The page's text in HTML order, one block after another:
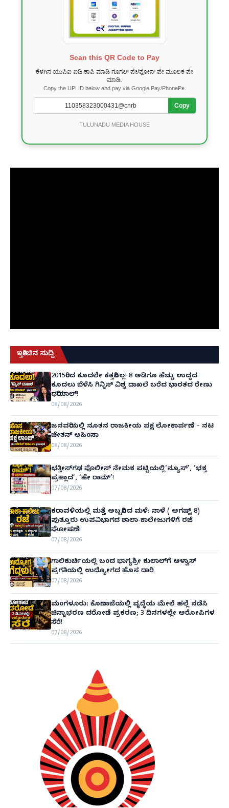
Scan this QR Code to Pay
ಕೆಳಗಿನ ಯುಪಿಐ ಐಡಿ ಕಾಪಿ ಮಾಡಿ ಗೂಗಲ್ ಪೇ/ಫೋನ್ ಪೇ ಮೂಲಕ ಪೇ
ಮಾಡಿ.
Copy the UPI ID below and pay via Google Pay/PhonePe.
Copy
TULUNADU MEDIA HOUSE
ಇತ್ತೀಚಿನ ಸುದ್ದಿ
2015ರಿಂದ ಕೂದಲೇ ಕತ್ತರಿಸಿಲ್ಲ! 8 ಅಡಿಗೂ ಹೆಚ್ಚು ಉದ್ದದ
ಕೂದಲು ಬೆಳೆಸಿ ಗಿನ್ನಿಸ್ ವಿಶ್ವ ದಾಖಲೆ ಬರೆದ ಭಾರತದ ರೇಣು
ಧರಿಯಾಲ್!
08/08/2026
ಜನವರಿಯಲ್ಲಿ ನೂತನ ರಾಜಕೀಯ ಪಕ್ಷ ಲೋಕಾರ್ಪಣೆ – ನಟ
ಚೇತನ್ ಅಹಿಂಸಾ
08/08/2026
ಛತ್ತೀಸ್‌ಗಢ ಪೊಲೀಸ್ ನೇಮಕ ಪಟ್ಟಿಯಲ್ಲಿ‘ನ್ಯೂಸ್’, ‘ಭಕ್ತ
ಪ್ರಹ್ಲಾದ’, ‘ಹೇ ರಾಮ್’!
07/08/2026
ಕರಾವಳಿಯಲ್ಲಿ ಮತ್ತೆ ಅಬ್ಬರಿಸಿದ ಮಳೆ: ನಾಳೆ ( ಆಗಷ್ಟ್ 8)
ಪುತ್ತೂರು ಉಪವಿಭಾಗದ ಶಾಲಾ-ಕಾಲೇಜುಗಳಿಗೆ ರಜೆ
ಘೋಷಣೆ!
07/08/2026
ಗಾಲಿಕುರ್ಚಿಯಲ್ಲಿ ಬಂದ ಭಾಗ್ಯಶ್ರೀ ಕುಲಾಲ್‌ಗೆ ಆಳ್ವಾಸ್
ಪ್ರಗತಿಯಲ್ಲಿ ಉದ್ಯೋಗದ ಹೊಸ ದಾರಿ
07/08/2026
ಮಂಗಳೂರು: ಕೊಣಾಜೆಯಲ್ಲಿ ವೃದ್ಧೆಯ ಮೇಲೆ ಹಲ್ಲೆ ನಡೆಸಿ
ಚಿನ್ನಾಭರಣ ದರೋಡೆ ಪ್ರಕರಣ; 3 ದಿನಗಳಲ್ಲೇ ಆರೋಪಿಗಳ
ಸೆರೆ!
07/08/2026